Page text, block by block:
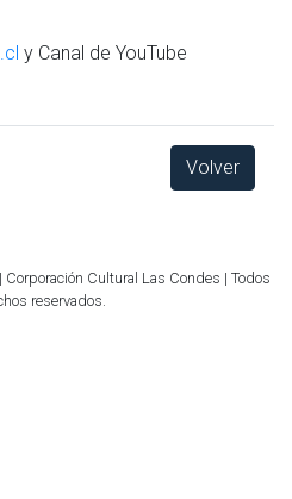
y Canal de YouTube
Volver
Cultural Las Condes | Todos
reservados.